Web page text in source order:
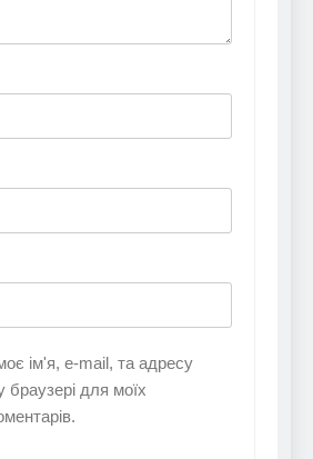
ім'я, e-mail, та адресу
браузері для моїх